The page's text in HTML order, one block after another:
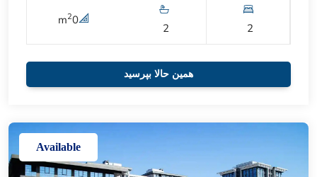
2
2
0
m2
همین حالا بپرسید
Available